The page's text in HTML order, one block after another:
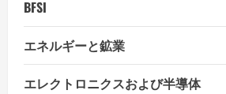
BFSI
エネルギーと鉱業
エレクトロニクスおよび半導体